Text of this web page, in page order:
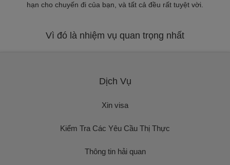
hạn cho chuyến đi của bạn, và tất cả đều rất tuyệt vời.
Vì đó là nhiệm vụ quan trọng nhất
Dịch Vụ
Xin visa
Kiểm Tra Các Yêu Cầu Thị Thực
Thông tin hải quan